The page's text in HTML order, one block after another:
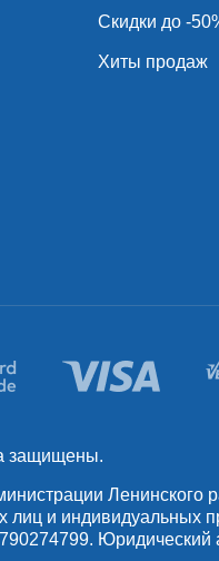
Скидки до -
Хиты продаж
защищены.
Ленинского
лиц и индивидуальных
Юридический